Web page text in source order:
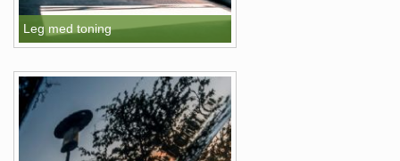
Leg med toning